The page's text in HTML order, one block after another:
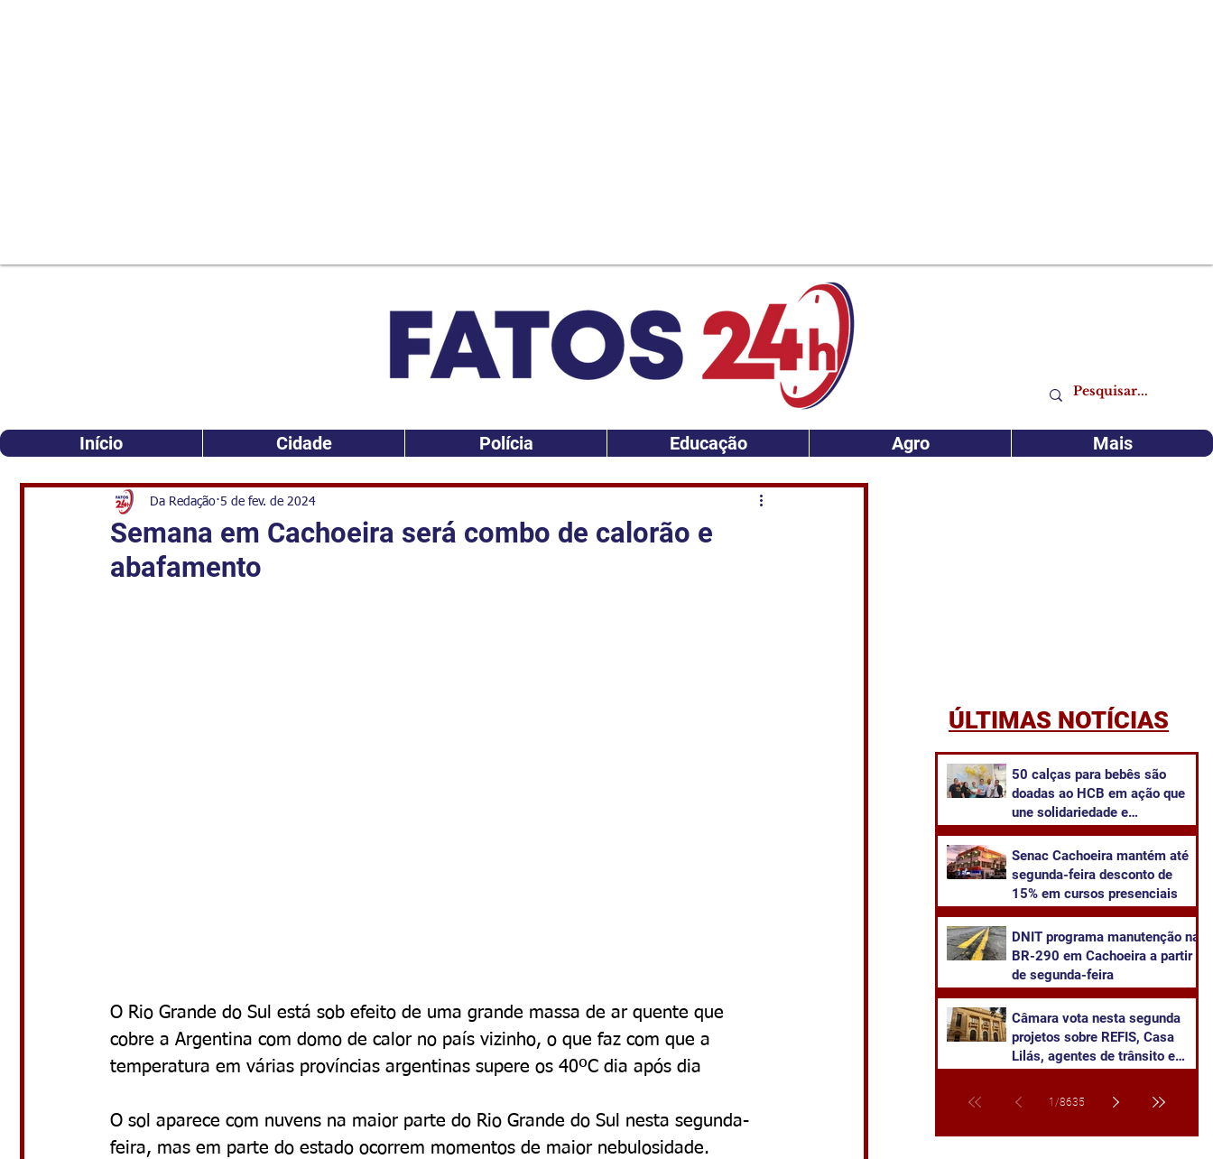
Início Cidade Polícia Educação Agro Mais
Semana em Cachoeira será combo de calorão e
abafamento
Da Redação 5 de fev. de 2024
O Rio Grande do Sul está sob efeito de uma grande massa de ar quente que
cobre a Argentina com domo de calor no país vizinho, o que faz com que a
temperatura em várias províncias argentinas supere os 40ºC dia após dia
O sol aparece com nuvens na maior parte do Rio Grande do Sul nesta segunda-
feira, mas em parte do estado ocorrem momentos de maior nebulosidade.
ÚLTIMAS NOTÍCIAS
50 calças para bebês são
doadas ao HCB em ação que
une solidariedade e
Senac Cachoeira mantém até
segunda-feira desconto de
15% em cursos presenciais
DNIT programa manutenção na
BR-290 em Cachoeira a partir
de segunda-feira
Câmara vota nesta segunda
projetos sobre REFIS, Casa
Lilás, agentes de trânsito e
1 /8635